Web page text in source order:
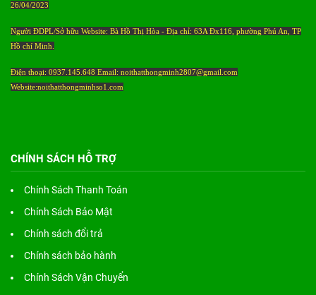
26/04/2023
Người ĐDPL/Sở hữu Website: Bà Hồ Thị Hòa - Địa chỉ: 63A Đx116, phường Phú An, TP
Hồ chí Minh.
Điện thoại: 0937.145.648 Email: noithatthongminh2807@gmail.com
Website:noithatthongminhso1.com
CHÍNH SÁCH HỖ TRỢ
Chính Sách Thanh Toán
Chính Sách Bảo Mật
Chính sách đổi trả
Chính sách bảo hành
Chính Sách Vận Chuyển